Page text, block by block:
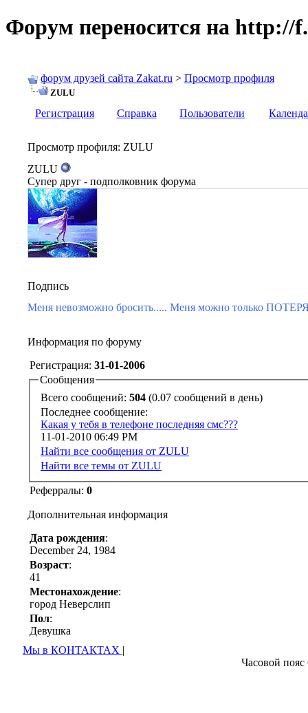
Форум переносится на http://
форум друзей сайта Zakat.ru > Просмотр профиля
ZULU
Регистрация Справка Пользователи
Просмотр профиля: ZULU
ZULU
Супер друг - подполковник форума
Подпись
Меня невозможно бросить..... Меня можно только
Информация по форуму
Регистрация: 31-01-2006
Сообщения
Всего сообщений: 504 (0.07 сообщений в день)
Последнее сообщение:
Какая у тебя в телефоне последняя смс???
11-01-2010 06:49 PM
Найти все сообщения от ZULU
Найти все темы от ZULU
Реферралы: 0
Дополнительная информация
Дата рождения:
December 24, 1984
Возраст:
41
Местонахождение:
город Неверслип
Пол:
Девушка
Мы в КОНТАКТАХ |
Часовой